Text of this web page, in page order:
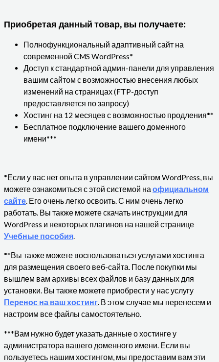
Приобретая данный товар, вы получаете:
Полнофункциональный адаптивный сайт на
современной CMS WordPress*
Доступ к стандартной админ-панели для управления
вашим сайтом с возможностью внесения любых
изменений на страницах (FTP-доступ
предоставляется по запросу)
Хостинг на 12 месяцев с возможностью продления**
Бесплатное подключение вашего доменного
имени***
*Если у вас нет опыта в управлении сайтом WordPress, вы
можете ознакомиться с этой системой на официальном
сайте. Его очень легко освоить. С ним очень легко
работать. Вы также можете скачать инструкции для
WordPress и некоторых плагинов на нашей странице
Учебные пособия.
**Вы также можете воспользоваться услугами хостинга
для размещения своего веб-сайта. После покупки мы
вышлем вам архивы всех файлов и базу данных для
установки. Вы также можете приобрести у нас услугу
Перенос на ваш хостинг. В этом случае мы перенесем и
настроим все файлы самостоятельно.
***Вам нужно будет указать данные о хостинге у
администратора вашего доменного имени. Если вы
пользуетесь нашим хостингом, мы предоставим вам эти